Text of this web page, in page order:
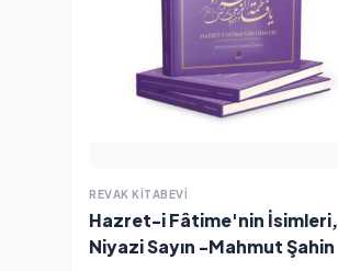
REVAK KITABEVI
Hazret-i Fâtime'nin İsimleri,
Niyazi Sayın -Mahmut Şahin